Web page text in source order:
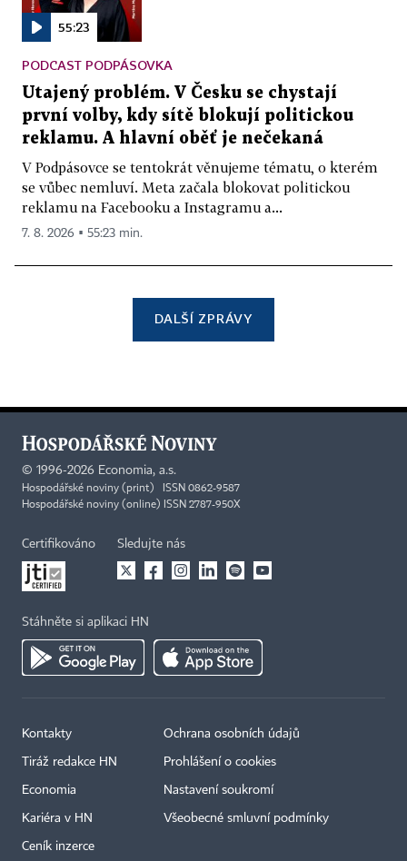
55:23
PODCAST PODPÁSOVKA
Utajený problém. V Česku se chystají
první volby, kdy sítě blokují politickou
reklamu. A hlavní oběť je nečekaná
V Podpásovce se tentokrát věnujeme tématu, o kterém
se vůbec nemluví. Meta začala blokovat politickou
reklamu na Facebooku a Instagramu a...
7. 8. 2026 ▪ 55:23 min.
DALŠÍ ZPRÁVY
© 1996-2026 Economia, a.s.
Hospodářské noviny (print) ISSN 0862-9587
Hospodářské noviny (online) ISSN 2787-950X
Certifikováno Sledujte nás
Stáhněte si aplikaci HN
Kontakty
Tiráž redakce HN
Economia
Kariéra v HN
Ceník inzerce
Ochrana osobních údajů
Prohlášení o cookies
Nastavení soukromí
Všeobecné smluvní podmínky